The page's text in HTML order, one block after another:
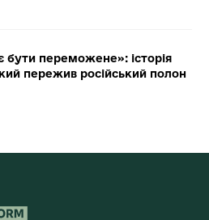
бути переможене»: історія
пережив російський полон